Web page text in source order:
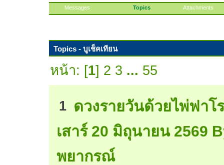
Messages Topics Attachments
Topics - บูเช็คเทียน
หน้า: [1] 2 3 ... 55
1 ดวงรายวันด้วยไพ่ฟาโ
เสาร์ 20 มิถุนายน 2569
พยากรณ์